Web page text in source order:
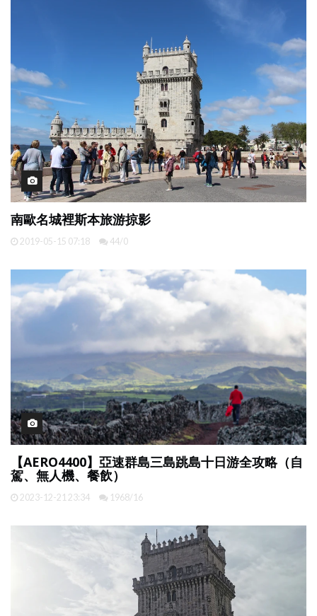
南歐名城裡斯本旅游掠影
2019-05-15 07:18 44/0
【AERO4400】亞速群島三島跳島十日游全攻略（自
駕、無人機、餐飲）
2023-12-21 23:34 1968/16